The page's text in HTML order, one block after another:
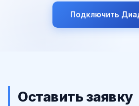
Подключить
Оставить заявку